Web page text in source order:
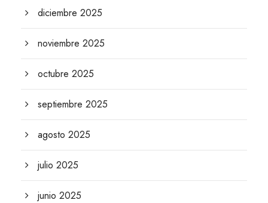
diciembre 2025
noviembre 2025
octubre 2025
septiembre 2025
agosto 2025
julio 2025
junio 2025